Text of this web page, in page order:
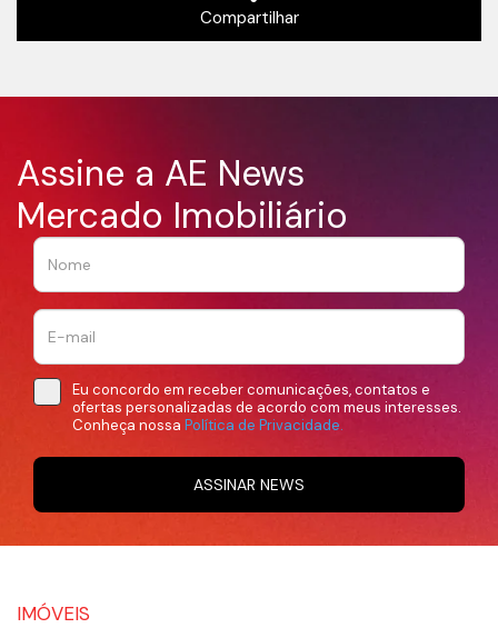
Compartilhar
Assine a AE News
Mercado Imobiliário
Eu concordo em receber comunicações, contatos e
ofertas personalizadas de acordo com meus interesses.
Conheça nossa Política de Privacidade.
ASSINAR NEWS
IMÓVEIS